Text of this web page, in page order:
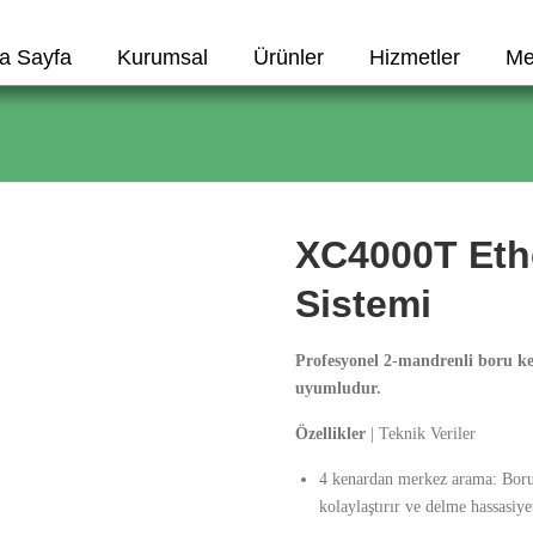
Sayfa Kurumsal Ürünler Hizmetler
XC4000T
Sistemi
Profesyonel 2-mandrenli boru
uyumludur.
Özellikler| Teknik Veriler
4 kenardan merkez arama:
kolaylaştırır ve delme